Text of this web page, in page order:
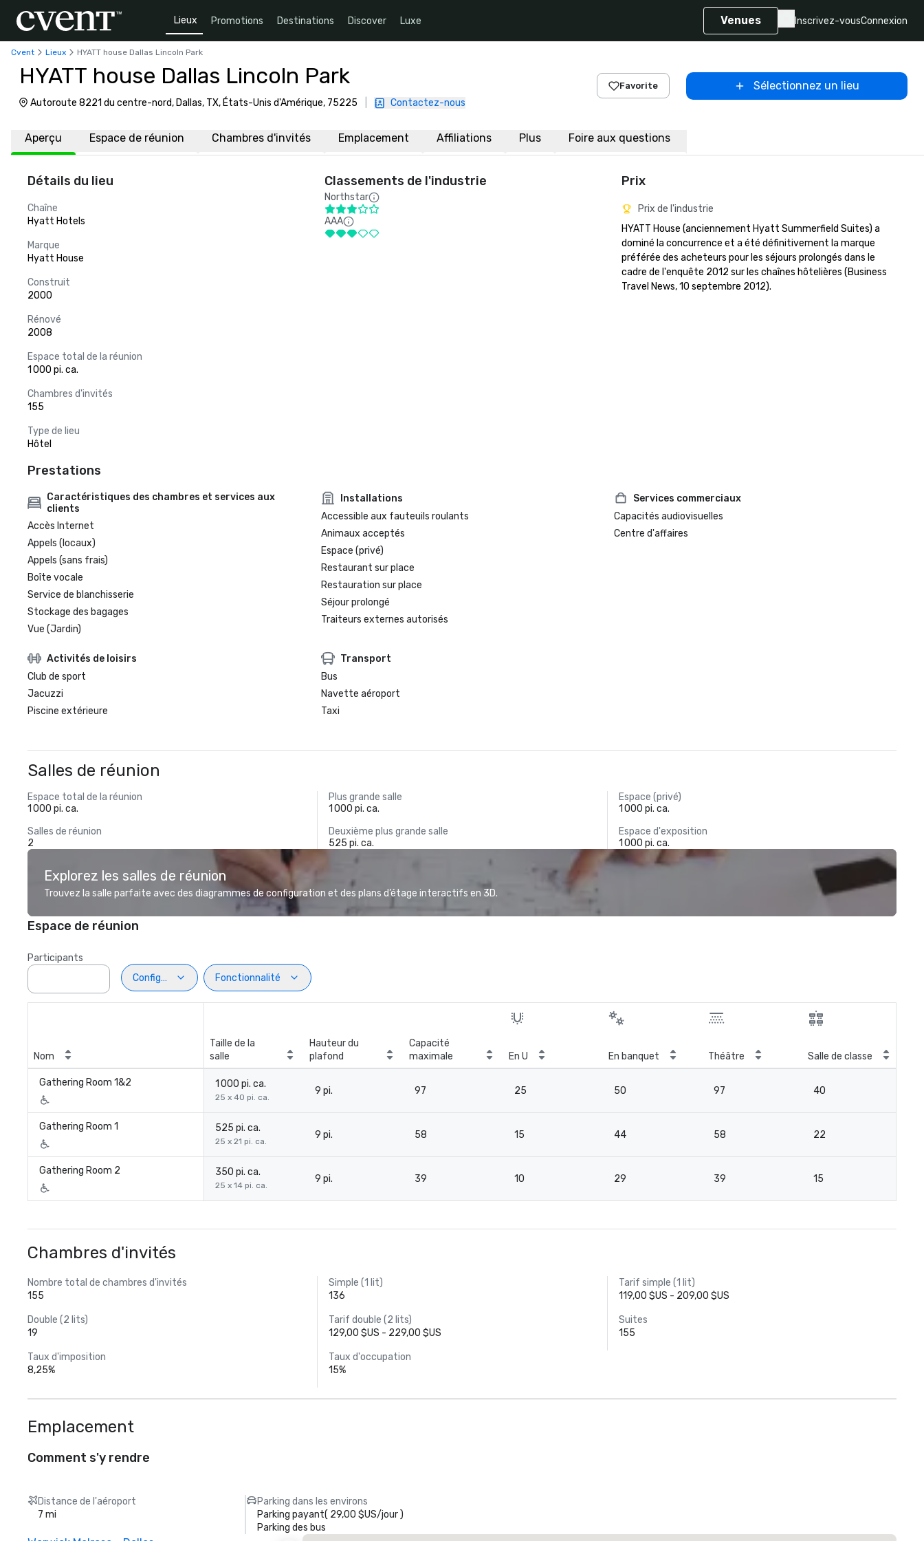
Lieux Promotions Destinations Discover Luxe Venues Inscrivez-vousConnexion
Cvent Lieux HYATT house Dallas Lincoln Park
HYATT house Dallas Lincoln Park
Autoroute 8221 du centre-nord, Dallas, TX, États-Unis d'Amérique, 75225 Contactez-nous
Favorite Sélectionnez un lieu
Aperçu Espace de réunion Chambres d'invités Emplacement Affiliations Plus Foire aux questions
Détails du lieu
Chaîne
Hyatt Hotels
Marque
Hyatt House
Construit
2000
Rénové
2008
Espace total de la réunion
1 000 pi. ca.
Chambres d'invités
155
Type de lieu
Hôtel
Classements de l'industrie
Northstar
AAA
Prix
Prix de l'industrie
HYATT House (anciennement Hyatt Summerfield Suites) a
dominé la concurrence et a été définitivement la marque
préférée des acheteurs pour les séjours prolongés dans le
cadre de l'enquête 2012 sur les chaînes hôtelières (Business
Travel News, 10 septembre 2012).
Prestations
Caractéristiques des chambres et services aux
clients
Accès Internet
Appels (locaux)
Appels (sans frais)
Boîte vocale
Service de blanchisserie
Stockage des bagages
Vue (Jardin)
Installations
Accessible aux fauteuils roulants
Animaux acceptés
Espace (privé)
Restaurant sur place
Restauration sur place
Séjour prolongé
Traiteurs externes autorisés
Services commerciaux
Capacités audiovisuelles
Centre d'affaires
Activités de loisirs
Club de sport
Jacuzzi
Piscine extérieure
Transport
Bus
Navette aéroport
Taxi
Salles de réunion
Espace total de la réunion
1 000 pi. ca.
Plus grande salle
1 000 pi. ca.
Espace (privé)
1 000 pi. ca.
Salles de réunion
2
Deuxième plus grande salle
525 pi. ca.
Espace d'exposition
1 000 pi. ca.
Explorez les salles de réunion
Trouvez la salle parfaite avec des diagrammes de configuration et des plans d’étage interactifs en 3D.
Espace de réunion
Participants
Configuration
Fonctionnalité
Nom
Taille de la
salle
Hauteur du
plafond
Capacité
maximale
En U En banquet Théâtre Salle de classe
Gathering Room 1&2 1 000 pi. ca.
25 x 40 pi. ca.
9 pi. 97 25 50 97 40
Gathering Room 1 525 pi. ca.
25 x 21 pi. ca.
9 pi. 58 15 44 58 22
Gathering Room 2 350 pi. ca.
25 x 14 pi. ca.
9 pi. 39 10 29 39 15
Chambres d'invités
Nombre total de chambres d'invités
155
Simple (1 lit)
136
Tarif simple (1 lit)
119,00 $US - 209,00 $US
Double (2 lits)
19
Tarif double (2 lits)
129,00 $US - 229,00 $US
Suites
155
Taux d'imposition
8,25%
Taux d'occupation
15%
Emplacement
Comment s'y rendre
Distance de l'aéroport
7 mi
Parking dans les environs
Parking payant( 29,00 $US/jour)
Parking des bus